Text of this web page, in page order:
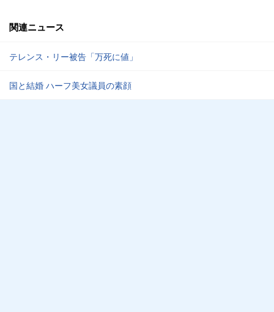
関連ニュース
テレンス・リー被告「万死に値」
国と結婚 ハーフ美女議員の素顔